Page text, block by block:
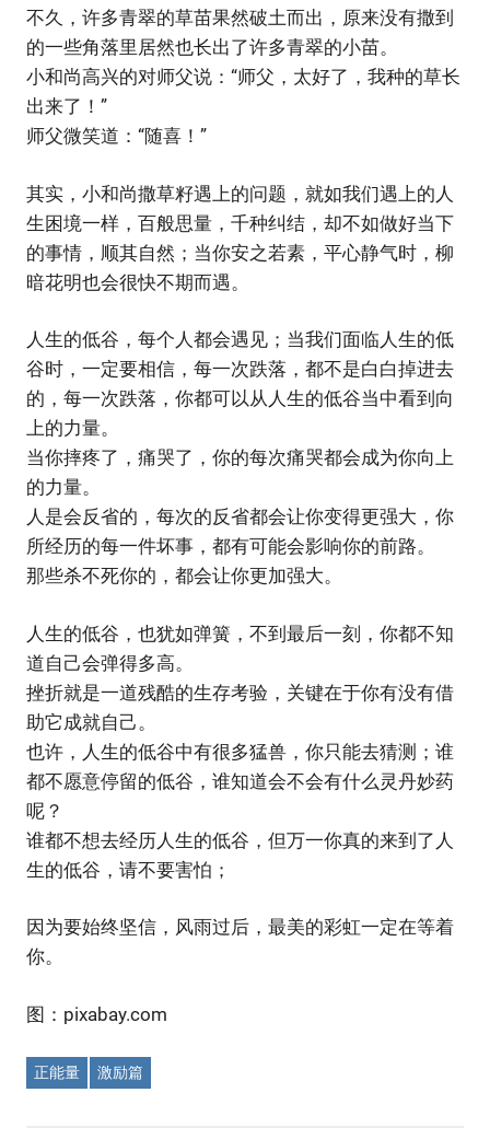
不久，许多青翠的草苗果然破土而出，原来没有撒到
的一些角落里居然也长出了许多青翠的小苗。
小和尚高兴的对师父说：“师父，太好了，我种的草长
出来了！”
师父微笑道：“随喜！”
其实，小和尚撒草籽遇上的问题，就如我们遇上的人
生困境一样，百般思量，千种纠结，却不如做好当下
的事情，顺其自然；当你安之若素，平心静气时，柳
暗花明也会很快不期而遇。
人生的低谷，每个人都会遇见；当我们面临人生的低
谷时，一定要相信，每一次跌落，都不是白白掉进去
的，每一次跌落，你都可以从人生的低谷当中看到向
上的力量。
当你摔疼了，痛哭了，你的每次痛哭都会成为你向上
的力量。
人是会反省的，每次的反省都会让你变得更强大，你
所经历的每一件坏事，都有可能会影响你的前路。
那些杀不死你的，都会让你更加强大。
人生的低谷，也犹如弹簧，不到最后一刻，你都不知
道自己会弹得多高。
挫折就是一道残酷的生存考验，关键在于你有没有借
助它成就自己。
也许，人生的低谷中有很多猛兽，你只能去猜测；谁
都不愿意停留的低谷，谁知道会不会有什么灵丹妙药
呢？
谁都不想去经历人生的低谷，但万一你真的来到了人
生的低谷，请不要害怕；
因为要始终坚信，风雨过后，最美的彩虹一定在等着
你。
图：pixabay.com
正能量 激励篇